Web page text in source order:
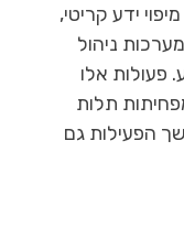
ידע קריטי,
ניהול
פעולות אלו
תלות
הפעילות גם